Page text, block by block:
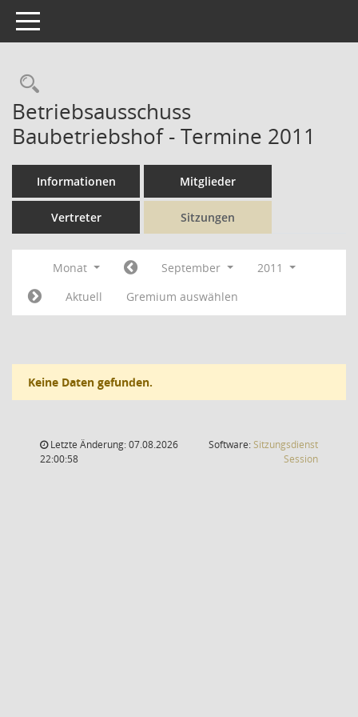
Toggle navigation
Rechercheauswahl
Betriebsausschuss
Baubetriebshof - Termine 2011
Informationen Mitglieder
Vertreter Sitzungen
Monat September
2011
Aktuell
Gremium auswählen
Keine Daten gefunden.
Letzte Änderung: 07.08.2026
22:00:58
Software:Sitzungsdienst
Session(Wird in